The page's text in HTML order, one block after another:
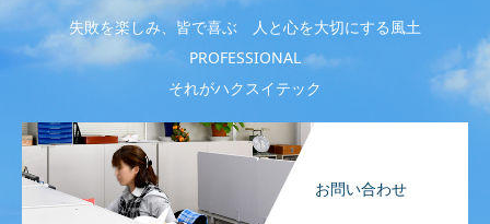
失敗を楽しみ、皆で喜ぶ 人と心を大切にする風土
PROFESSIONAL
それがハクスイテック
お問い合わせ